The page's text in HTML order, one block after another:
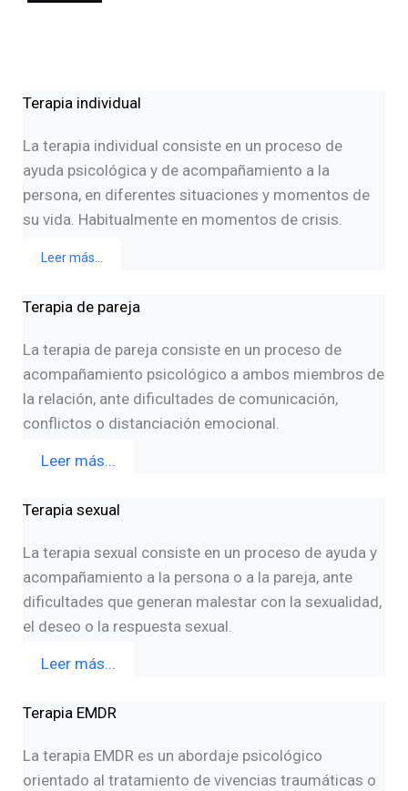
Terapia individual
La terapia individual consiste en un proceso de
ayuda psicológica y de acompañamiento a la
persona, en diferentes situaciones y momentos de
su vida. Habitualmente en momentos de crisis.
Leer más...
Terapia de pareja
La terapia de pareja consiste en un proceso de
acompañamiento psicológico a ambos miembros de
la relación, ante dificultades de comunicación,
conflictos o distanciación emocional.
Leer más...
Terapia sexual
La terapia sexual consiste en un proceso de ayuda y
acompañamiento a la persona o a la pareja, ante
dificultades que generan malestar con la sexualidad,
el deseo o la respuesta sexual.
Leer más...
Terapia EMDR
La terapia EMDR es un abordaje psicológico
orientado al tratamiento de vivencias traumáticas o